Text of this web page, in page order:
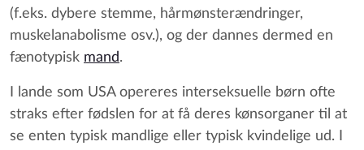
(f.eks. dybere stemme, hårmønsterændringer,
muskelanabolisme osv.), og der dannes dermed en
fænotypisk mand.
I lande som USA opereres interseksuelle børn ofte
straks efter fødslen for at få deres kønsorganer til at
se enten typisk mandlige eller typisk kvindelige ud. I